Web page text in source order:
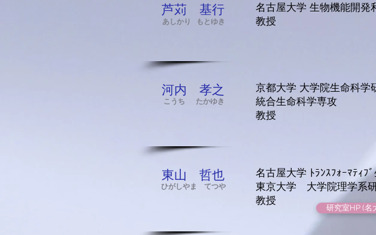
芦苅 基行
あしかり もとゆき
名古屋大学 生物機能開発
​教授
河内 孝之
こうち たかゆき
京都大学 大学院生命科学
統合生命科学専攻
教授
東山 哲也
​ひがしやま てつや
名古屋大学 ﾄﾗﾝｽﾌｫｰﾏﾃｨﾌﾞ
東京大学 大学院理学系
​教授
研究室HP (名